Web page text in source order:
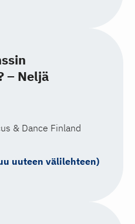
– Neljä
& Dance Finland
uuteen välilehteen)